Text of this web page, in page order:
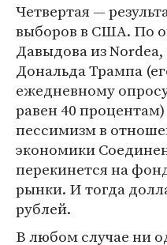
Четвертая —
выборов в США. По
Давыдова из
Дональда Трампа
ежедневному
равен 40
пессимизм в
экономики
перекинется на
рынки. И тогда
рублей.
В любом случае ни